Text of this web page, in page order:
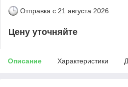
Отправка с 21 августа 2026
Цену уточняйте
Описание Характеристики